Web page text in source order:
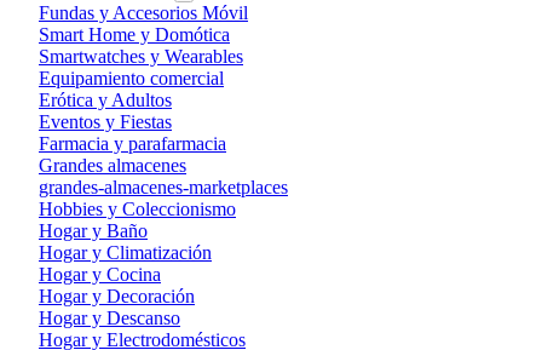
Fundas y Accesorios Móvil
Smart Home y Domótica
Smartwatches y Wearables
Equipamiento comercial
Erótica y Adultos
Eventos y Fiestas
Farmacia y parafarmacia
Grandes almacenes
grandes-almacenes-marketplaces
Hobbies y Coleccionismo
Hogar y Baño
Hogar y Climatización
Hogar y Cocina
Hogar y Decoración
Hogar y Descanso
Hogar y Electrodomésticos